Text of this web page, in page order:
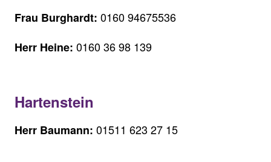
Frau Burghardt: 0160 94675536
Herr Heine: 0160 36 98 139
Hartenstein
Herr Baumann: 01511 623 27 15